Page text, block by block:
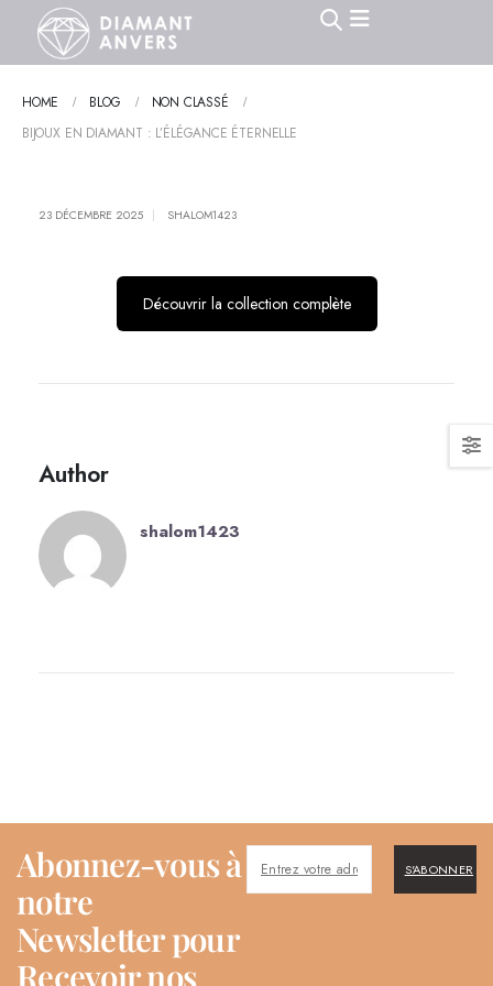
HOME BLOG
NON CLASSÉ
BIJOUX EN DIAMANT : L’ÉLÉGANCE ÉTERNELLE
23 DÉCEMBRE 2025 SHALOM1423
Découvrir la collection complète
Author
shalom1423
Abonnez-vous à
notre
Newsletter pour
Recevoir nos
S'ABONNER